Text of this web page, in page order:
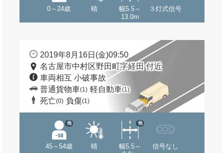
0～24歳 晴
幅5.5～
13.0m
３灯式信号
2019年8月16日(金)09:50
名古屋市中村区野田町字経田 付近
車両相互 小破事故
普通貨物車(1) 軽自動車(1)
死亡(0) 負傷(1)
45～54歳
他
晴
幅5.5～
他
信号なし